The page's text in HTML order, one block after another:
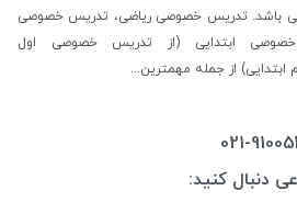
باشد.تدریس خصوصی ریاضی، تدریس خصوصی
ابتدایی (از
تدریس خصوصی اول
) از جمله مهمترین...
021-
دنبال کنید: